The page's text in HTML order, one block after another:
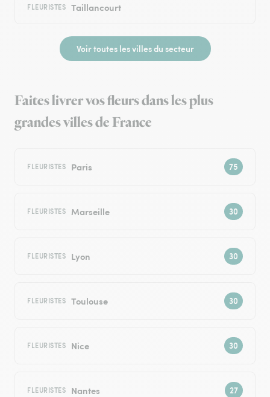
FLEURISTES Taillancourt
Voir toutes les villes du secteur
Faites livrer vos fleurs dans les plus
grandes villes de France
FLEURISTES Paris
FLEURISTES Marseille
FLEURISTES Lyon
FLEURISTES Toulouse
FLEURISTES Nice
FLEURISTES Nantes